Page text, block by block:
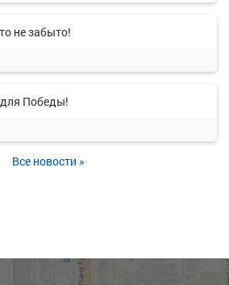
не забыто!
Победы!
Все новости »